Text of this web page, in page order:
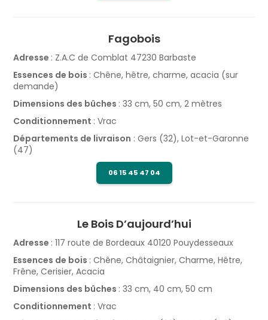
Fagobois
Adresse : Z.A.C de Comblat 47230 Barbaste
Essences de bois : Chêne, hêtre, charme, acacia (sur
demande)
Dimensions des bûches : 33 cm, 50 cm, 2 mètres
Conditionnement : Vrac
Départements de livraison : Gers (32), Lot-et-Garonne
(47)
06 15 45 47 04
Le Bois D’aujourd’hui
Adresse : 117 route de Bordeaux 40120 Pouydesseaux
Essences de bois : Chêne, Châtaignier, Charme, Hêtre,
Frêne, Cerisier, Acacia
Dimensions des bûches : 33 cm, 40 cm, 50 cm
Conditionnement : Vrac